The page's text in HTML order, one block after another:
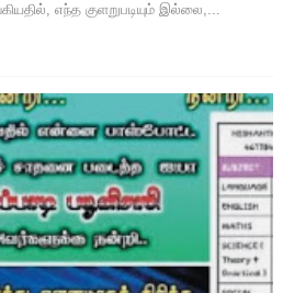
எந்த குளறுபடியும் இல்லை,...